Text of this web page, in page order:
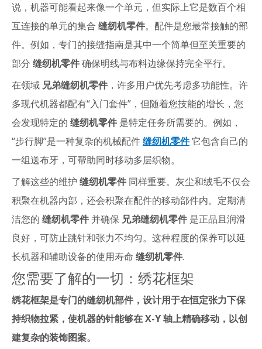
说，机器可能看起来像一个单元，但实际上它是数百个相
互连接的单元的集合 缝纫机零件。配件是您最常接触的部
件。例如，专门的接缝指南是其中一个简单但至关重要的
部分 缝纫机零件确保明线与布料边缘保持完全平行。
在领域 兄弟缝纫机零件 ，许多用户优先考虑多功能性。许
多现代机器都配有“入门套件”，但随着您技能的增长，您
会发现特定的 缝纫机零件 是特定任务所需要的。例如，
“步行脚”是一种复杂的机械配件缝纫机零件它包含自己的
一组送布牙，可帮助同时移动多层织物。
了解这些的维护 缝纫机零件 同样重要。灰尘和绒毛不仅会
积聚在机器内部，还会积聚在配件的移动部件内。定期清
洁您的 缝纫机零件 并确保 兄弟缝纫机零件 是正品且润滑
良好，可防止跳针和张力不均匀。这种程度的保养可以延
长机器和辅助设备的使用寿命 缝纫机零件.
您需要了解的一切：绣花框架
绣花框架是专门的缝纫机部件，设计用于在恒定张力下保
持织物拉紧，使机器的针能够在 X-Y 轴上精确移动，以创
建复杂的装饰图案。